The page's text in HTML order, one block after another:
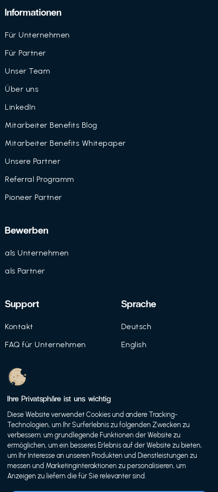
Informationen
Für Unternehmen
Für Partner
Unser Team
Über uns
LinkedIn
Mitarbeiter Benefits Blog
Mitarbeiter Benefits Whitepaper
Unsere Partner
Referral Programm
Pioneer Partner
Bewerben
als Unternehmen
als Partner
Support
Kontakt
FAQ für Unternehmen
Datenschutz
Nutzungsbedingungen
Sprache
Deutsch
English
© 2021 FutureBens GmbH
Ihre Privatsphäre ist uns wichtig
Diese Website verwendet Cookies und andere Tracking-
Technologien, um Ihr Surferlebnis zu folgenden Zwecken zu
verbessern: um grundlegende Funktionen der Website zu
ermöglichen, um ein besseres Erlebnis auf der Website zu bieten,
um Ihr Interesse an unseren Produkten und Dienstleistungen zu
messen und Marketinginteraktionen zu personalisieren, um
Anzeigen zu liefern die für Sie relevanter sind.